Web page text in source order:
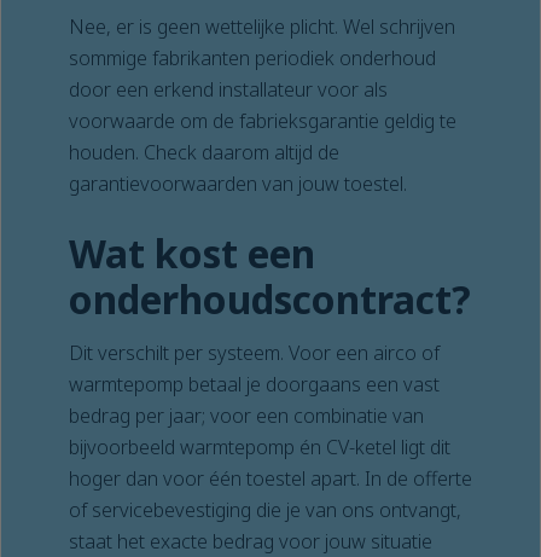
Nee, er is geen wettelijke plicht. Wel schrijven
sommige fabrikanten periodiek onderhoud
door een erkend installateur voor als
voorwaarde om de fabrieksgarantie geldig te
houden. Check daarom altijd de
garantievoorwaarden van jouw toestel.
Wat kost een
onderhoudscontract?
Dit verschilt per systeem. Voor een airco of
warmtepomp betaal je doorgaans een vast
bedrag per jaar; voor een combinatie van
bijvoorbeeld warmtepomp én CV-ketel ligt dit
hoger dan voor één toestel apart. In de offerte
of servicebevestiging die je van ons ontvangt,
staat het exacte bedrag voor jouw situatie